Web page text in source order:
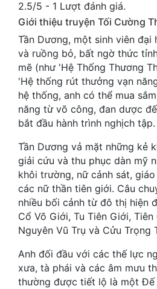
Gia Đấu
Góc Nhìn Nam
Góc Nhìn Nữ
Huyền Huyễn
Huyền Nghi
Huyền Ảo
Hài Hước
Hệ Thống
Học Đường
Khoa Huyễn
Khoa Huyễn Không Gian
Kinh Dị
2.5/5 - 1 Lượt đánh giá.
Giới thiệu truyện Tối Cường
Tần Dương, một sinh viên đại
và ruồng bỏ, bất ngờ thức
mẽ (như 'Hệ Thống Thương
'Hệ thống rút thưởng vạn
hệ thống, anh có thể mua
năng từ võ công, đan dược
bắt đầu hành trình nghịch tập.
Tần Dương vả mặt những kẻ
giải cứu và thu phục dàn mỹ
khôi trường, nữ cảnh sát,
các nữ thần tiên giới. Câu
nhiều bối cảnh từ đô thị hiện
Cổ Võ Giới, Tu Tiên Giới,
Nguyên Vũ Trụ và Cửu Trọng
Anh đối đầu với các thế lực
xưa, tà phái và các âm mưu
thường được tiết lộ là một Đế